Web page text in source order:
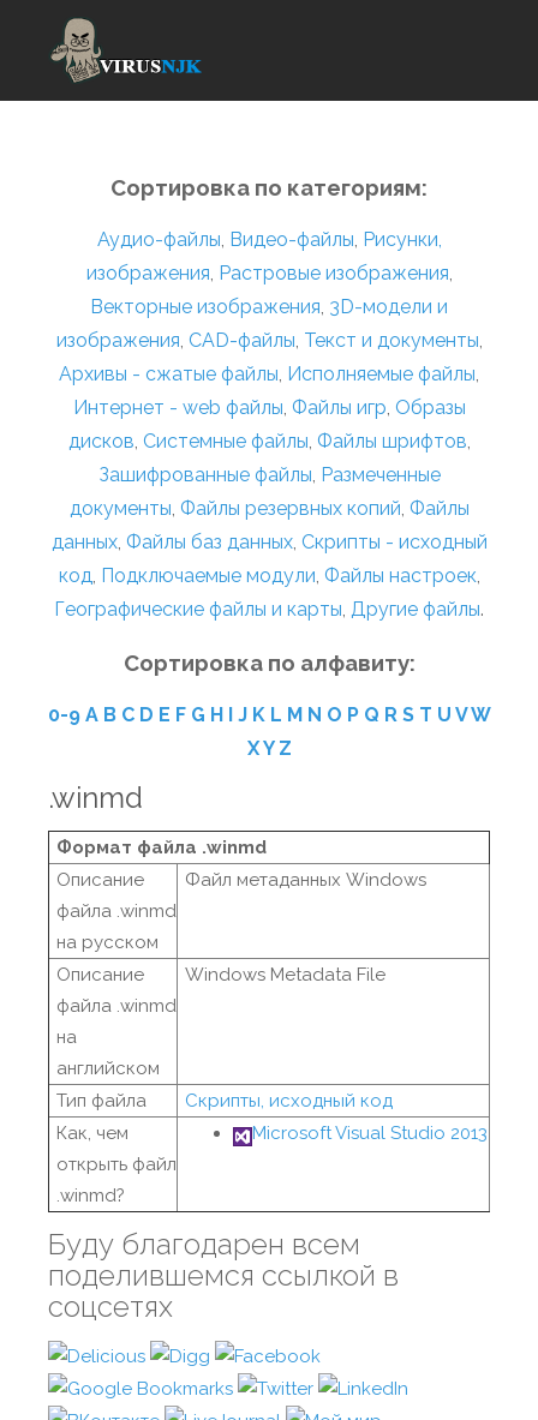
Сортировка по категориям:
Аудио-файлы, Видео-файлы, Рисунки,
изображения, Растровые изображения,
Векторные изображения, 3D-модели и
изображения, CAD-файлы, Текст и документы,
Архивы - сжатые файлы, Исполняемые файлы,
Интернет - web файлы, Файлы игр, Образы
дисков, Системные файлы, Файлы шрифтов,
Зашифрованные файлы, Размеченные
документы, Файлы резервных копий, Файлы
данных, Файлы баз данных, Скрипты - исходный
код, Подключаемые модули, Файлы настроек,
Географические файлы и карты, Другие файлы.
Сортировка по алфавиту:
0-9 A B C D E F G H I J K L M N O P Q R S T U VW
XY Z
.winmd
Формат файла .winmd
Описание
файла .winmd
на русском
Файл метаданных Windows
Описание
файла .winmd
на
английском
Windows Metadata File
Тип файла
Скрипты, исходный код
Как, чем
открыть файл
.winmd?
Microsoft Visual Studio 2013
Буду благодарен всем
поделившемся ссылкой в
соцсетях